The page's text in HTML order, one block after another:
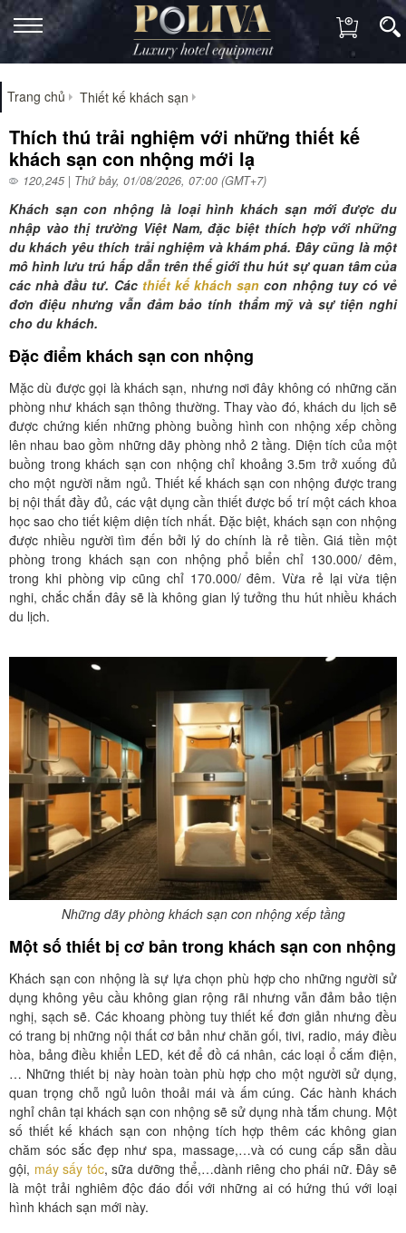
Trang chủ Thiết kế khách sạn
Thích thú trải nghiệm với những thiết kế
khách sạn con nhộng mới lạ
120,245 | Thứ bảy, 01/08/2026, 07:00 (GMT+7)
Khách sạn con nhộng là loại hình khách sạn mới được du
nhập vào thị trường Việt Nam, đặc biệt thích hợp với những
du khách yêu thích trải nghiệm và khám phá. Đây cũng là một
mô hình lưu trú hấp dẫn trên thế giới thu hút sự quan tâm của
các nhà đầu tư. Các thiết kế khách sạn con nhộng tuy có vẻ
đơn điệu nhưng vẫn đảm bảo tính thẩm mỹ và sự tiện nghi
cho du khách.
Đặc điểm khách sạn con nhộng
Mặc dù được gọi là khách sạn, nhưng nơi đây không có những căn
phòng như khách sạn thông thường. Thay vào đó, khách du lịch sẽ
được chứng kiến những phòng buồng hình con nhộng xếp chồng
lên nhau bao gồm những dãy phòng nhỏ 2 tầng. Diện tích của một
buồng trong khách sạn con nhộng chỉ khoảng 3.5m trở xuống đủ
cho một người nằm ngủ. Thiết kế khách sạn con nhộng được trang
bị nội thất đầy đủ, các vật dụng cần thiết được bố trí một cách khoa
học sao cho tiết kiệm diện tích nhất. Đặc biệt, khách sạn con nhộng
được nhiều người tìm đến bởi lý do chính là rẻ tiền. Giá tiền một
phòng trong khách sạn con nhộng phổ biển chỉ 130.000/ đêm,
trong khi phòng vip cũng chỉ 170.000/ đêm. Vừa rẻ lại vừa tiện
nghi, chắc chắn đây sẽ là không gian lý tưởng thu hút nhiều khách
du lịch.
Những dãy phòng khách sạn con nhộng xếp tầng
Một số thiết bị cơ bản trong khách sạn con nhộng
Khách sạn con nhộng là sự lựa chọn phù hợp cho những người sử
dụng không yêu cầu không gian rộng rãi nhưng vẫn đảm bảo tiện
nghị, sạch sẽ. Các khoang phòng tuy thiết kế đơn giản nhưng đều
có trang bị những nội thất cơ bản như chăn gối, tivi, radio, máy điều
hòa, bảng điều khiển LED, két để đồ cá nhân, các loại ổ cắm điện,
… Những thiết bị này hoàn toàn phù hợp cho một người sử dụng,
quan trọng chỗ ngủ luôn thoải mái và ấm cúng. Các hành khách
nghỉ chân tại khách sạn con nhộng sẽ sử dụng nhà tắm chung. Một
số thiết kế khách sạn con nhộng tích hợp thêm các không gian
chăm sóc sắc đẹp như spa, massage,…và có cung cấp sẵn dầu
gội, máy sấy tóc, sữa dưỡng thể,…dành riêng cho phái nữ. Đây sẽ
là một trải nghiêm độc đáo đối với những ai có hứng thú với loại
hình khách sạn mới này.